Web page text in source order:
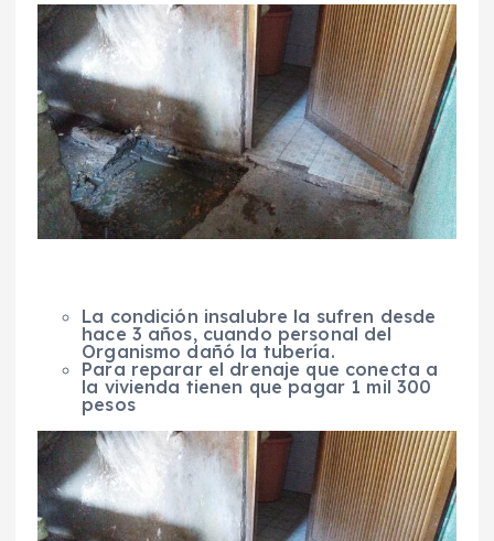
La condición insalubre la sufren desde
hace 3 años, cuando personal del
Organismo dañó la tubería.
Para reparar el drenaje que conecta a
la vivienda tienen que pagar 1 mil 300
pesos